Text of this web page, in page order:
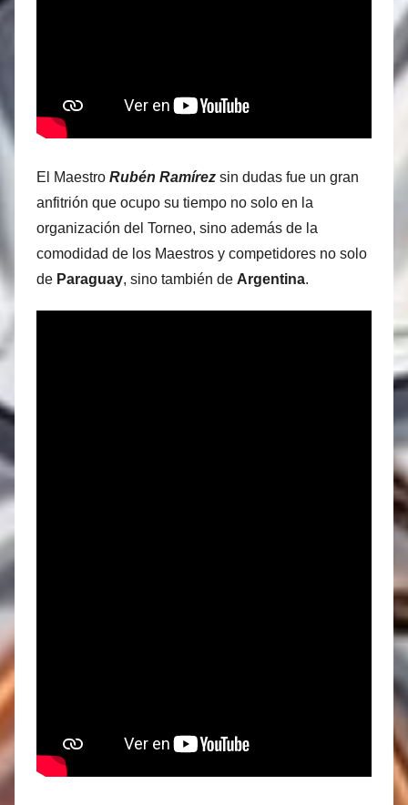
El Maestro Rubén Ramírez sin dudas fue un gran
anfitrión que ocupo su tiempo no solo en la
organización del Torneo, sino además de la
comodidad de los Maestros y competidores no solo
de Paraguay, sino también de Argentina.